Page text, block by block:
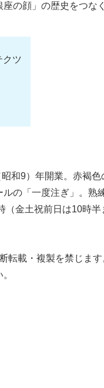
の顔」の歴史をつな
クツ
和9）年開業。赤褐
の「一度注ぎ」。
金土祝前日は10時半
転載・複製を禁じま